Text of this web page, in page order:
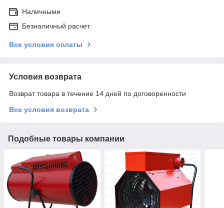
Наличными
Безналичный расчет
Все условия оплаты
Условия возврата
Возврат товара в течение 14 дней по договоренности
Все условия возврата
Подобные товары компании